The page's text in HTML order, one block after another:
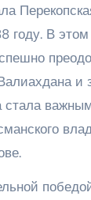
году. В
и
стала